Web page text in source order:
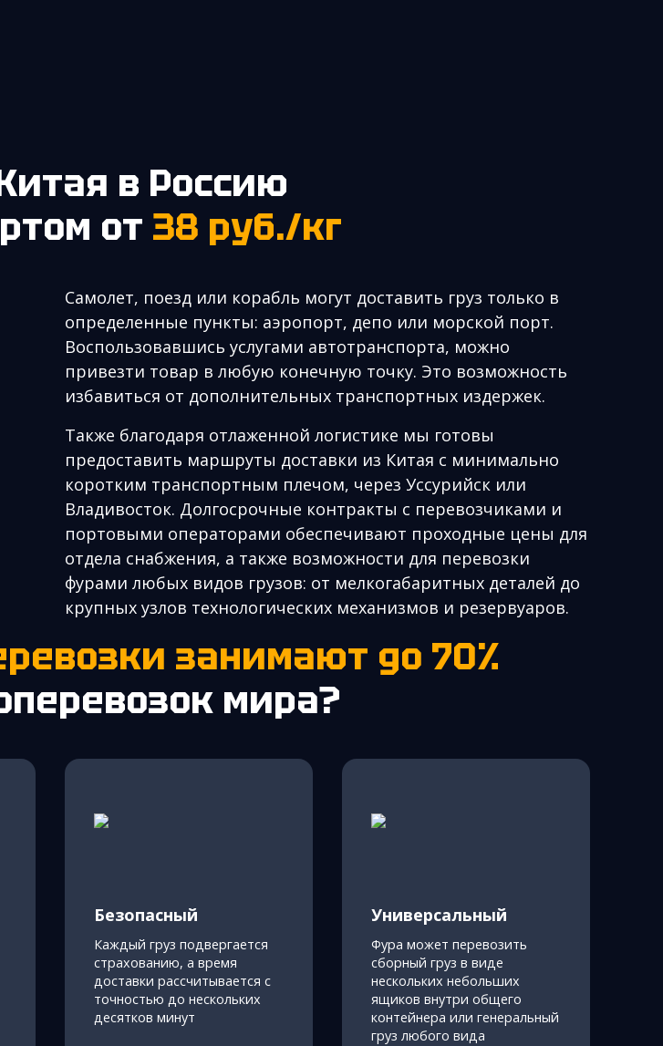
в Россию
от 38 руб./кг
Самолет, поезд или корабль могут доставить груз только в
определенные пункты: аэропорт, депо или морской порт.
Воспользовавшись услугами автотранспорта, можно
привезти товар в любую конечную точку. Это возможность
избавиться от дополнительных транспортных издержек.
Также благодаря отлаженной логистике мы готовы
предоставить маршруты доставки из Китая с минимально
коротким транспортным плечом, через Уссурийск или
Владивосток. Долгосрочные контракты с перевозчиками и
портовыми операторами обеспечивают проходные цены для
отдела снабжения, а также возможности для перевозки
фурами любых видов грузов: от мелкогабаритных деталей до
крупных узлов технологических механизмов и резервуаров.
занимают до 70%
мира?
Безопасный
Каждый груз подвергается
страхованию, а время
доставки рассчитывается с
точностью до нескольких
десятков минут
Универсальный
Фура может перевозить
сборный груз в виде
нескольких небольших
ящиков внутри общего
контейнера или генеральный
груз любого вида